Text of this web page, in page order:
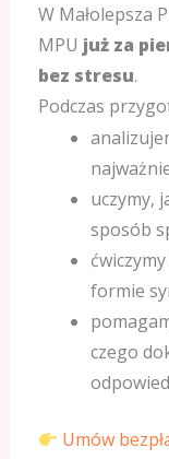
W Małolepsza
MPU już za
bez stresu.
Podczas
uczymy,
sposób
formie
czego
Umów